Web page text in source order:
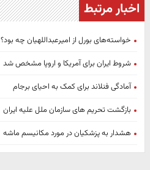
اخبار مرتبط
خواسته‌های بورل از امیرعبداللهیان چه بود؟
شروط ایران برای آمریکا و اروپا مشخص شد
آمادگی فنلاند برای کمک به احیای برجام
بازگشت تحریم های سازمان ملل علیه ایران
هشدار به پزشکیان در مورد مکانیسم ماشه